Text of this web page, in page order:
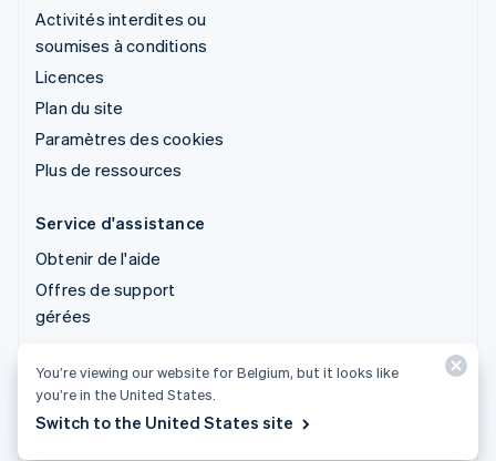
Activités interdites ou
soumises à conditions
Licences
Plan du site
Paramètres des cookies
Plus de ressources
Service d'assistance
Obtenir de l'aide
Offres de support
gérées
© 2026 Stripe, LLC
You’re viewing our website for Belgium, but it looks like
you’re in the United States.
Switch to the United States site